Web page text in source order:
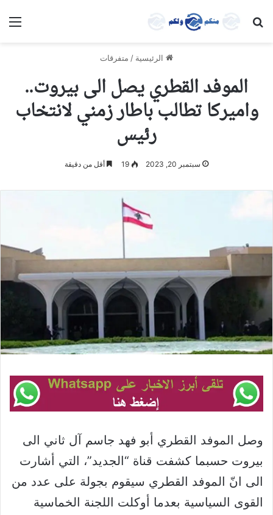
بحث عن
الرئيسية / متفرقات
الموفد القطري يصل الى بيروت..
واميركا تطالب باطار زمني لانتخاب
رئيس
سبتمبر 20, 2023 19 أقل من دقيقة
وصل الموفد القطري أبو فهد جاسم آل ثاني الى
بيروت حسبما كشفت قناة “الجديد”، التي أشارت
الى انّ الموفد القطري سيقوم بجولة على عدد من
القوى السياسية بعدما أوكلت اللجنة الخماسية